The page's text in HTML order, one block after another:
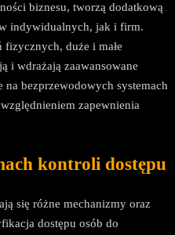
biznesu, tworzą dodatkową
indywidualnych, jak i firm.
duże i małe
i wdrażają zaawansowane
bezprzewodowych systemach
zapewnienia
kontroli dostępu
się różne mechanizmy oraz
dostępu osób do